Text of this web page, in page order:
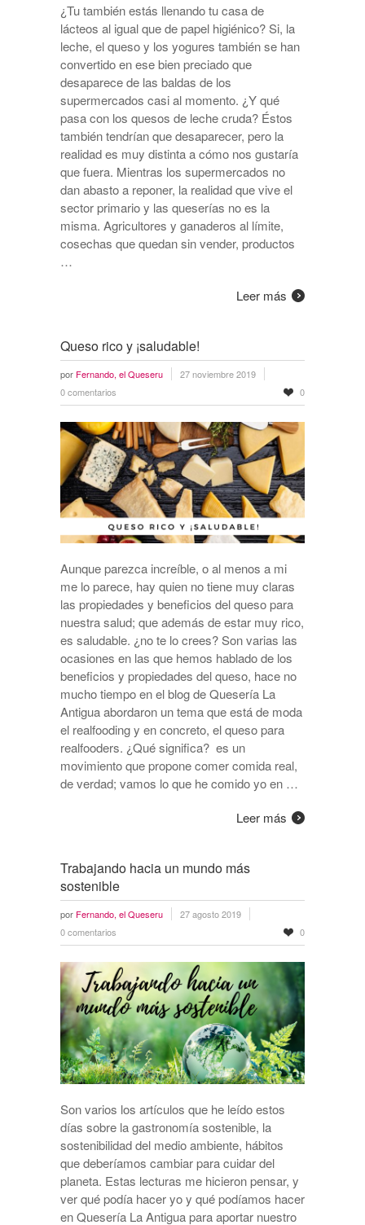
¿Tu también estás llenando tu casa de
lácteos al igual que de papel higiénico? Si, la
leche, el queso y los yogures también se han
convertido en ese bien preciado que
desaparece de las baldas de los
supermercados casi al momento. ¿Y qué
pasa con los quesos de leche cruda? Éstos
también tendrían que desaparecer, pero la
realidad es muy distinta a cómo nos gustaría
que fuera. Mientras los supermercados no
dan abasto a reponer, la realidad que vive el
sector primario y las queserías no es la
misma. Agricultores y ganaderos al límite,
cosechas que quedan sin vender, productos
…
Leer más
Queso rico y ¡saludable!
por Fernando, el Queseru
27 noviembre 2019
0 comentarios
0
Aunque parezca increíble, o al menos a mi
me lo parece, hay quien no tiene muy claras
las propiedades y beneficios del queso para
nuestra salud; que además de estar muy rico,
es saludable. ¿no te lo crees? Son varias las
ocasiones en las que hemos hablado de los
beneficios y propiedades del queso, hace no
mucho tiempo en el blog de Quesería La
Antigua abordaron un tema que está de moda
el realfooding y en concreto, el queso para
realfooders. ¿Qué significa? es un
movimiento que propone comer comida real,
de verdad; vamos lo que he comido yo en …
Leer más
Trabajando hacia un mundo más
sostenible
por Fernando, el Queseru
27 agosto 2019
0 comentarios
0
Son varios los artículos que he leído estos
días sobre la gastronomía sostenible, la
sostenibilidad del medio ambiente, hábitos
que deberíamos cambiar para cuidar del
planeta. Estas lecturas me hicieron pensar, y
ver qué podía hacer yo y qué podíamos hacer
en Quesería La Antigua para aportar nuestro